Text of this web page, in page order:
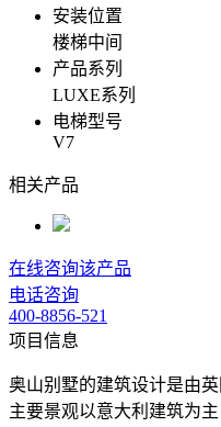
安装位置
楼梯中间
产品系列
LUXE系列
电梯型号
V7
相关产品
在线咨询该产品
电话咨询
400-8856-521
项目信息
奥山别墅的建筑设计是由
主要景观以意大利建筑为